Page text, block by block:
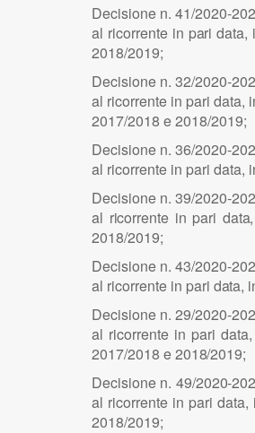
Decisione n.41/2020-202
al ricorrente in pari data, i
2018/2019;
Decisione n. 32/2020-202
al ricorrente in pari data, i
2017/2018 e2018/2019;
Decisione n.36/2020-202
al ricorrente in pari data, i
Decisione n.39/2020-202
al ricorrente in pari data,
2018/2019;
Decisione n. 43/2020-202
al ricorrente in pari data, i
Decisione n.29/2020-202
al ricorrente in pari data,
2017/2018 e 2018/2019;
Decisione n. 49/2020-202
al ricorrente in pari data, i
2018/2019;